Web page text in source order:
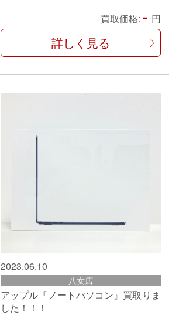
買取価格: - 円
詳しく見る
2023.06.10
八女店
アップル『ノートパソコン』買取りま
した！！！